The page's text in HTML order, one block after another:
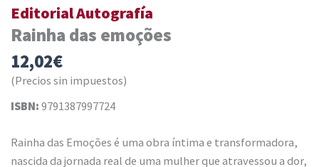
Editorial Autografía
Rainha das emoções
12,02€
(Precios sin impuestos)
ISBN: 9791387997724
Rainha das Emoções é uma obra íntima e transformadora,
nascida da jornada real de uma mulher que atravessou a dor,